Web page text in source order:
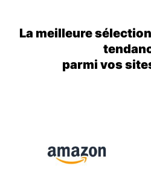
La meilleure
parmi vos